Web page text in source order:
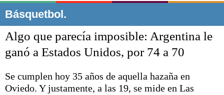
El mundo
Seguridad
Opinión
Deportes
Escenario Olímpico
Liga del Sur
Básquetbol.
Algo que parecía imposible: Argentina le
ganó a Estados Unidos, por 74 a 70
Se cumplen hoy 35 años de aquella hazaña en
Oviedo. Y justamente, a las 19, se mide en Las